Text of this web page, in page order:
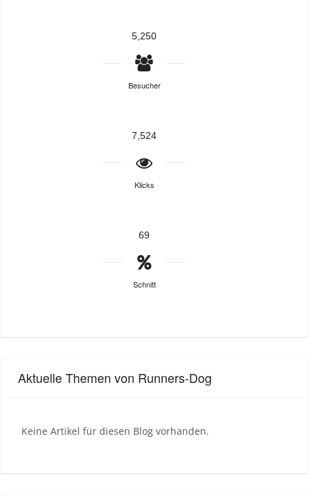
5,250
Besucher
7,524
Klicks
69
Schnitt
Aktuelle Themen von Runners-Dog
Keine Artikel für diesen Blog vorhanden.